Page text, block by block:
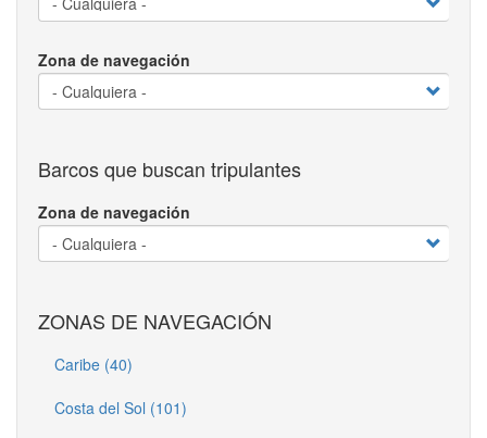
Zona de navegación
Barcos que buscan tripulantes
Zona de navegación
ZONAS DE NAVEGACIÓN
Caribe (40)
Costa del Sol (101)